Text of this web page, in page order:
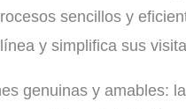
sencillos y
y simplifica sus
genuinas y amables: